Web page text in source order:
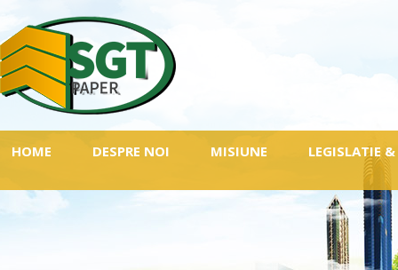
HOME DESPRE NOI MISIUNE LEGISLATIE &